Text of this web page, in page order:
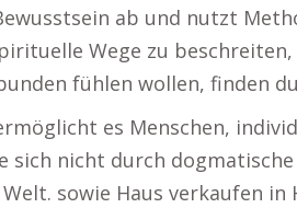
ab und nutzt
Wege zu
fühlen wollen, finden
es Menschen,
sich nicht durch
sowie Haus verkaufen